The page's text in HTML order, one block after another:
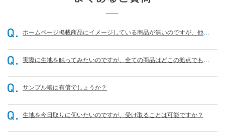
ホームページ掲載商品にイメージしている商品が無いのですが、他に
実際に生地を触ってみたいのですが、全ての商品はどこの拠点でも可
サンプル帳は有償でしょうか？
生地を今日取りに伺いたいのですが、受け取ることは可能ですか？